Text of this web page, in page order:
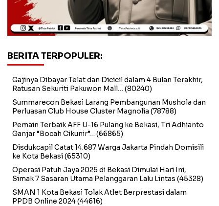
BERITA TERPOPULER:
Gajinya Dibayar Telat dan Dicicil dalam 4 Bulan Terakhir,
Ratusan Sekuriti Pakuwon Mall… (80240)
Summarecon Bekasi Larang Pembangunan Mushola dan
Perluasan Club House Cluster Magnolia (78788)
Pemain Terbaik AFF U-16 Pulang ke Bekasi, Tri Adhianto
Ganjar “Bocah Cikunir”… (66865)
Disdukcapil Catat 14.687 Warga Jakarta Pindah Domisili
ke Kota Bekasi(65310)
Operasi Patuh Jaya 2025 di Bekasi Dimulai Hari Ini,
Simak 7 Sasaran Utama Pelanggaran Lalu Lintas (45328)
SMAN 1 Kota Bekasi Tolak Atlet Berprestasi dalam
PPDB Online 2024(44616)